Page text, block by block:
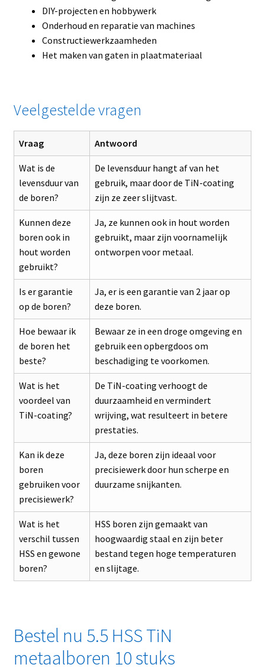
DIY-projecten en hobbywerk
Onderhoud en reparatie van machines
Constructiewerkzaamheden
Het maken van gaten in plaatmateriaal
Veelgestelde vragen
Vraag Antwoord
Wat is de
levensduur van
de boren?
De levensduur hangt af van het
gebruik, maar door de TiN-coating
zijn ze zeer slijtvast.
Kunnen deze
boren ook in
hout worden
gebruikt?
Ja, ze kunnen ook in hout worden
gebruikt, maar zijn voornamelijk
ontworpen voor metaal.
Is er garantie
op de boren?
Ja, er is een garantie van 2 jaar op
deze boren.
Hoe bewaar ik
de boren het
beste?
Bewaar ze in een droge omgeving en
gebruik een opbergdoos om
beschadiging te voorkomen.
Wat is het
voordeel van
TiN-coating?
De TiN-coating verhoogt de
duurzaamheid en vermindert
wrijving, wat resulteert in betere
prestaties.
Kan ik deze
boren
gebruiken voor
precisiewerk?
Ja, deze boren zijn ideaal voor
precisiewerk door hun scherpe en
duurzame snijkanten.
Wat is het
verschil tussen
HSS en gewone
boren?
HSS boren zijn gemaakt van
hoogwaardig staal en zijn beter
bestand tegen hoge temperaturen
en slijtage.
Bestel nu 5.5 HSS TiN
metaalboren 10 stuks